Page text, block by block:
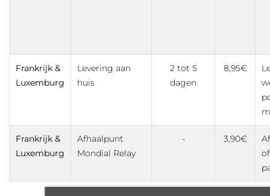
Frankrijk &
Luxemburg
Levering aan
huis
2 tot 5
dagen
8,95€
Frankrijk &
Luxemburg
Afhaalpunt
Mondial Relay
- 3,90€
of